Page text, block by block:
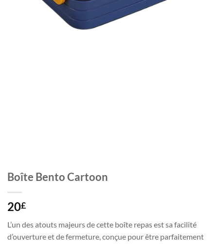
Boîte Bento Cartoon
20£
L’un des atouts majeurs de cette boîte repas est sa facilité
d’ouverture et de fermeture, conçue pour être parfaitement